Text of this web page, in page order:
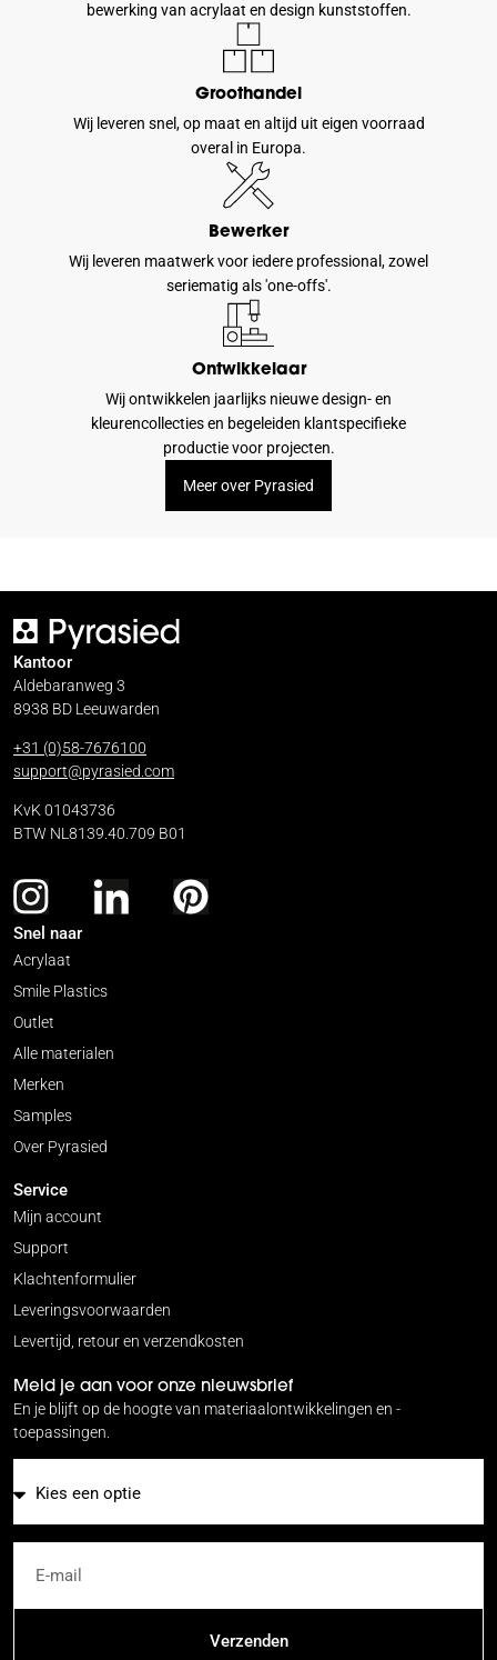
bewerking van acrylaat en design kunststoffen.
Groothandel
Wij leveren snel, op maat en altijd uit eigen voorraad
overal in Europa.
Bewerker
Wij leveren maatwerk voor iedere professional, zowel
seriematig als 'one-offs'.
Ontwikkelaar
Wij ontwikkelen jaarlijks nieuwe design- en
kleurencollecties en begeleiden klantspecifieke
productie voor projecten.
Meer over Pyrasied
Kantoor
Aldebaranweg 3
8938 BD Leeuwarden
+31 (0)58-7676100
support@pyrasied.com
KvK 01043736
BTW NL8139.40.709 B01
Snel naar
Acrylaat
Smile Plastics
Outlet
Alle materialen
Merken
Samples
Over Pyrasied
Service
Mijn account
Support
Klachtenformulier
Leveringsvoorwaarden
Levertijd, retour en verzendkosten
Meld je aan voor onze nieuwsbrief
En je blijft op de hoogte van materiaalontwikkelingen en -
toepassingen.
Verzenden